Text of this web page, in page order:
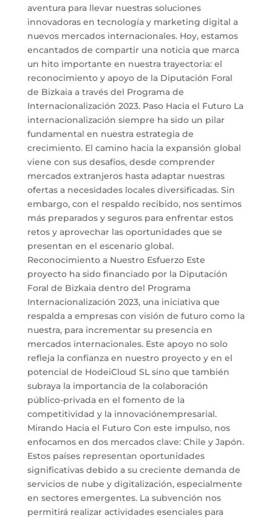
aventura para llevar nuestras soluciones
innovadoras en tecnología y marketing digital a
nuevos mercados internacionales. Hoy, estamos
encantados de compartir una noticia que marca
un hito importante en nuestra trayectoria: el
reconocimiento y apoyo de la Diputación Foral
de Bizkaia a través del Programa de
Internacionalización 2023. Paso Hacia el Futuro La
internacionalización siempre ha sido un pilar
fundamental en nuestra estrategia de
crecimiento. El camino hacia la expansión global
viene con sus desafíos, desde comprender
mercados extranjeros hasta adaptar nuestras
ofertas a necesidades locales diversificadas. Sin
embargo, con el respaldo recibido, nos sentimos
más preparados y seguros para enfrentar estos
retos y aprovechar las oportunidades que se
presentan en el escenario global.
Reconocimiento a Nuestro Esfuerzo Este
proyecto ha sido financiado por la Diputación
Foral de Bizkaia dentro del Programa
Internacionalización 2023, una iniciativa que
respalda a empresas con visión de futuro como la
nuestra, para incrementar su presencia en
mercados internacionales. Este apoyo no solo
refleja la confianza en nuestro proyecto y en el
potencial de HodeiCloud SL sino que también
subraya la importancia de la colaboración
público-privada en el fomento de la
competitividad y la innovaciónempresarial.
Mirando Hacia el Futuro Con este impulso, nos
enfocamos en dos mercados clave: Chile y Japón.
Estos países representan oportunidades
significativas debido a su creciente demanda de
servicios de nube y digitalización, especialmente
en sectores emergentes. La subvención nos
permitirá realizar actividades esenciales para